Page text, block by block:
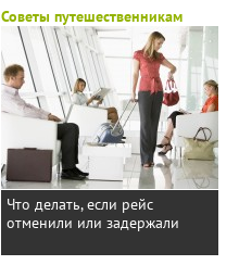
Советы путешественникам
Что делать, если рейс
отменили или задержали